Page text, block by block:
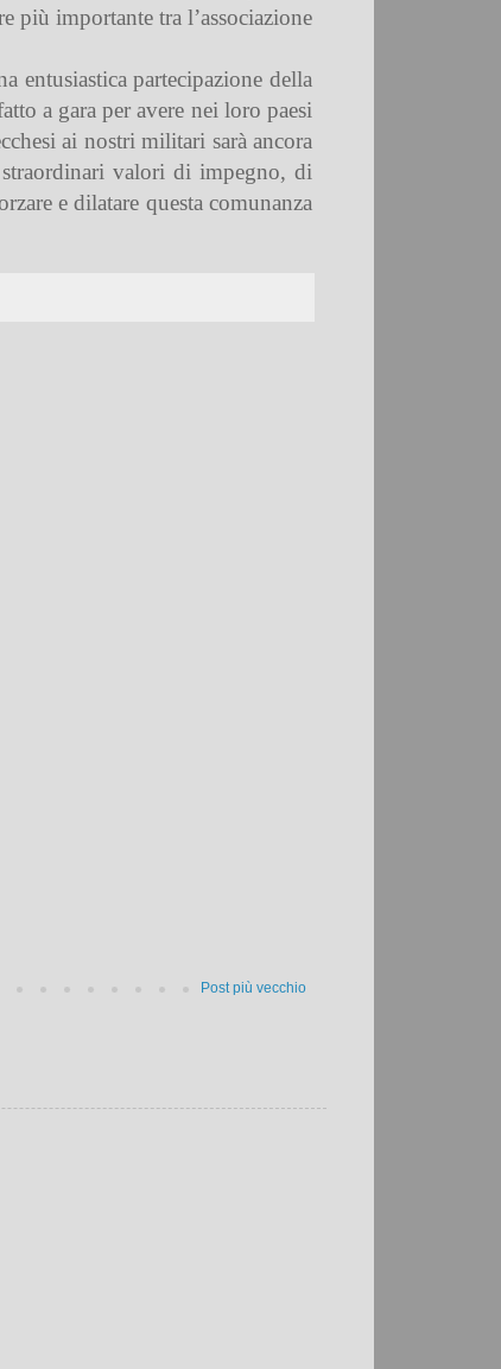
più importante tra l’associazione
entusiastica partecipazione della
a gara per avere nei loro paesi
ai nostri militari sarà ancora
valori di impegno, di
e dilatare questa comunanza
Post più vecchio